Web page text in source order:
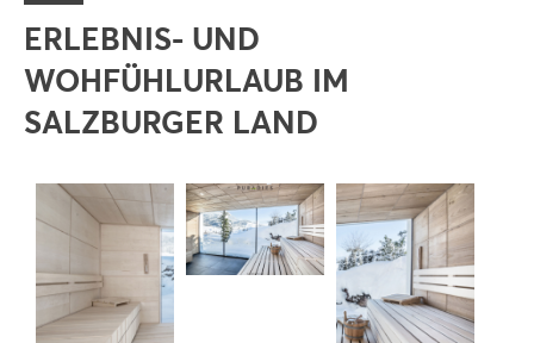
ERLEBNIS- UND
WOHFÜHLURLAUB IM
SALZBURGER LAND